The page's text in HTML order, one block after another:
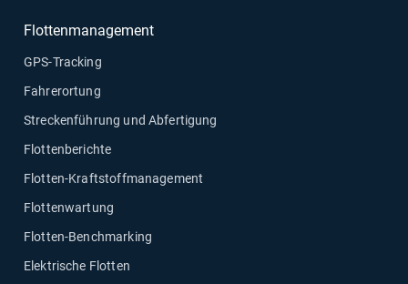
Flottenmanagement
GPS-Tracking
Fahrerortung
Streckenführung und Abfertigung
Flottenberichte
Flotten-Kraftstoffmanagement
Flottenwartung
Flotten-Benchmarking
Elektrische Flotten